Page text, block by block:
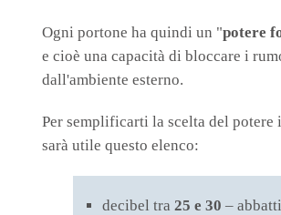
Ogni portone ha quindi un "potere
e cioè una capacità di bloccare i
dall'ambiente esterno.
Per semplificarti la scelta del potere
sarà utile questo elenco:
decibel tra 25 e 30 –